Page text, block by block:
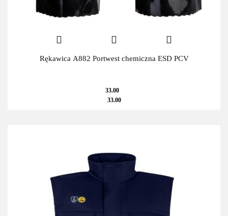
Rękawica A882 Portwest chemiczna ESD PCV
33.00
33.00